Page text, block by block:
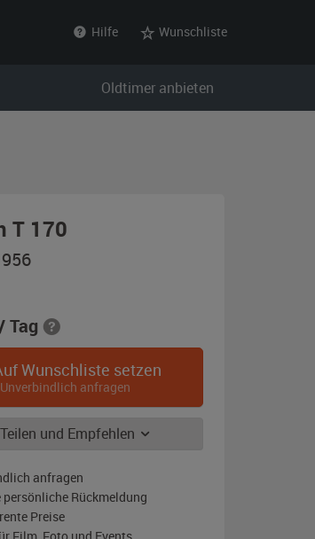
Hilfe Wunschliste
Oldtimer anbieten
T 170
Tag
Wunschliste setzen
Unverbindlich anfragen
Teilen und Empfehlen
anfragen
persönliche Rückmeldung
Preise